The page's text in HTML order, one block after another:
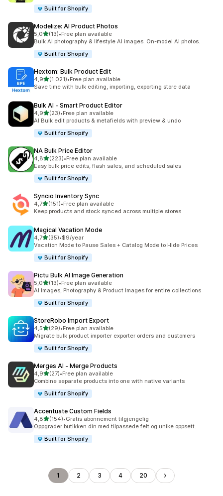
Built for Shopify
Modelize: AI Product Photos
5,0av 5 stjerner
(13)
Totalt 13 omtaler
•Free plan available
Bulk AI photography & lifestyle AI images. On-model AI photos.
Built for Shopify
Hextom: Bulk Product Edit
4,9av 5 stjerner
(1 021)
Totalt 1021 omtaler
•Free plan available
Save time with bulk editing, importing, exporting store data
Bulk AI ‑ Smart Product Editor
4,9av 5 stjerner
(23)
Totalt 23 omtaler
•Free plan available
AI Bulk edit products & metafields with preview & undo
Built for Shopify
NA Bulk Price Editor
4,8av 5 stjerner
(223)
Totalt 223 omtaler
•Free plan available
Easy bulk price edits, flash sales, and scheduled sales
Built for Shopify
Syncio Inventory Sync
4,7av 5 stjerner
(151)
Totalt 151 omtaler
•Free plan available
Keep products and stock synced across multiple stores
Magical Vacation Mode
4,7av 5 stjerner
(35)
Totalt 35 omtaler
•$9/year
Vacation Mode to Pause Sales + Catalog Mode to Hide Prices
Built for Shopify
Pictu Bulk AI Image Generation
5,0av 5 stjerner
(13)
Totalt 13 omtaler
•Free plan available
AI Images, Photography & Product Images for entire collections
Built for Shopify
StoreRobo Import Export
4,5av 5 stjerner
(29)
Totalt 29 omtaler
•Free plan available
Migrate bulk product importer exporter orders and customers
Built for Shopify
Merges AI ‑ Merge Products
4,9av 5 stjerner
(27)
Totalt 27 omtaler
•Free plan available
Combine separate products into one with native variants
Built for Shopify
Accentuate Custom Fields
4,8av 5 stjerner
(154)
Totalt 154 omtaler
•Gratis abonnement tilgjengelig
Oppgrader butikken din med tilpassede felt og unike oppsett.
Built for Shopify
1 2 3 4 20